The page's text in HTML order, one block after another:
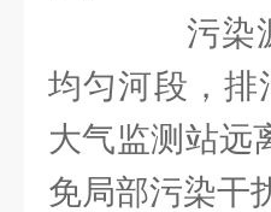
污染源
均匀河段，排
大气监测站远
免局部污染干